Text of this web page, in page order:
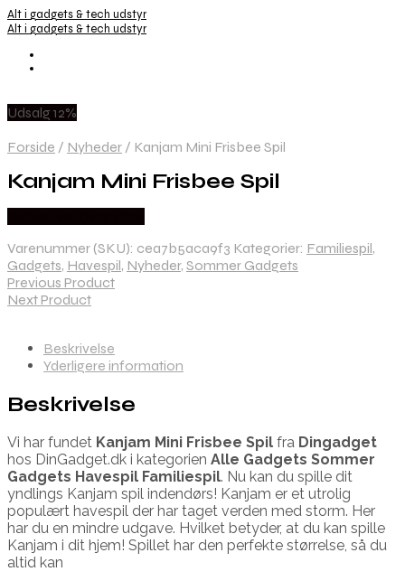
Alt i gadgets & tech udstyr
Alt i gadgets & tech udstyr
Udsalg 12%
Forside / Nyheder / Kanjam Mini Frisbee Spil
Kanjam Mini Frisbee Spil
Varenummer (SKU): cea7b5aca9f3 Kategorier: Familiespil,
Gadgets, Havespil, Nyheder, Sommer Gadgets
Previous Product
Next Product
Beskrivelse
Yderligere information
Beskrivelse
Vi har fundet Kanjam Mini Frisbee Spil fra Dingadget
hos DinGadget.dk i kategorien Alle Gadgets Sommer
Gadgets Havespil Familiespil. Nu kan du spille dit
yndlings Kanjam spil indendørs! Kanjam er et utrolig
populært havespil der har taget verden med storm. Her
har du en mindre udgave. Hvilket betyder, at du kan spille
Kanjam i dit hjem! Spillet har den perfekte størrelse, så du
altid kan